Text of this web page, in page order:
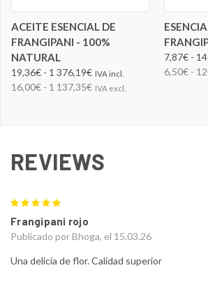
ACEITE ESENCIAL DE
FRANGIPANI - 100%
NATURAL
19,36€ - 1 376,19€ IVA incl.
16,00€ - 1 137,35€ IVA excl.
7,87€ -
6,50€ -
REVIEWS
Frangipani rojo
Publicado por Bhoga, el 15.03.26
Una delicia de flor. Calidad superior